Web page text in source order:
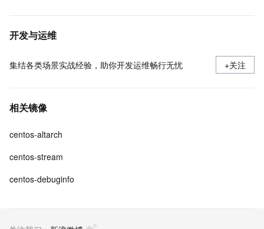
开发与运维
集结各类场景实战经验，助你开发运维畅行无忧 +关注
相关镜像
centos-altarch
centos-stream
centos-debuginfo